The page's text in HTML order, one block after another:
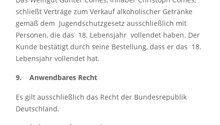
schließt Verträge zum Verkauf alkoholischer Getränke
gemäß dem Jugendschutzgesetz ausschließlich mit
Personen, die das 18. Lebensjahr vollendet haben. Der
Kunde bestätigt durch seine Bestellung, dass er das 18.
Lebensjahr vollendet hat.
9. Anwendbares Recht
Es gilt ausschließlich das Recht der Bundesrepublik
Deutschland.